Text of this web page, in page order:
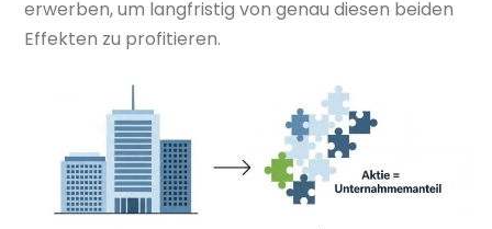
erwerben, um langfristig von genau diesen beiden
Effekten zu profitieren.